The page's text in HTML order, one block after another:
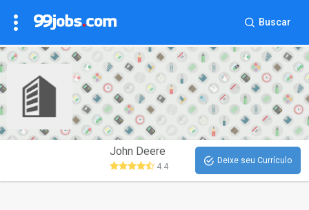
Buscar
John Deere
4.4
Deixe seu Currículo